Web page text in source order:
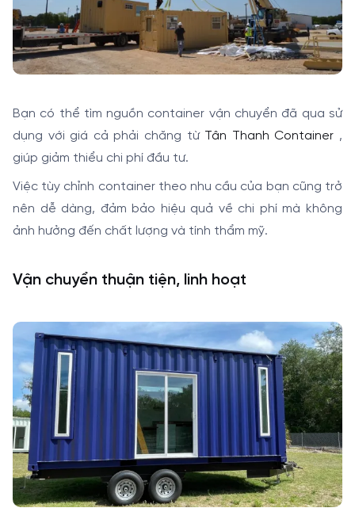
Bạn có thể tìm nguồn container vận chuyển đã qua sử
dụng với giá cả phải chăng từ Tân Thanh Container ,
giúp giảm thiểu chi phí đầu tư.
Việc tùy chỉnh container theo nhu cầu của bạn cũng trở
nên dễ dàng, đảm bảo hiệu quả về chi phí mà không
ảnh hưởng đến chất lượng và tính thẩm mỹ.
Vận chuyển thuận tiện, linh hoạt